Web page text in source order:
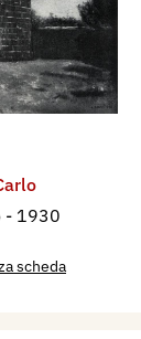
- 1930
scheda